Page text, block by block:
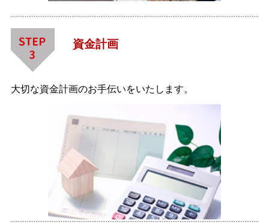
資金計画
大切な資金計画のお手伝いをいたします。